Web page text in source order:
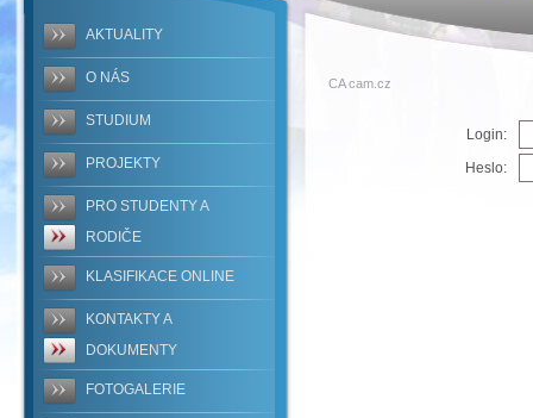
AKTUALITY
O NÁS
STUDIUM
PROJEKTY
PRO STUDENTY A
RODIČE
KLASIFIKACE ONLINE
KONTAKTY A
DOKUMENTY
FOTOGALERIE
CA cam.cz
Login:
Heslo: